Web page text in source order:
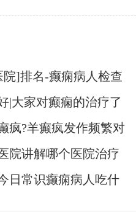
院]排名-癫痫病人检查
|大家对癫痫的治疗了
疯?羊癫疯发作频繁对
院讲解哪个医院治疗
日常识癫痫病人吃什